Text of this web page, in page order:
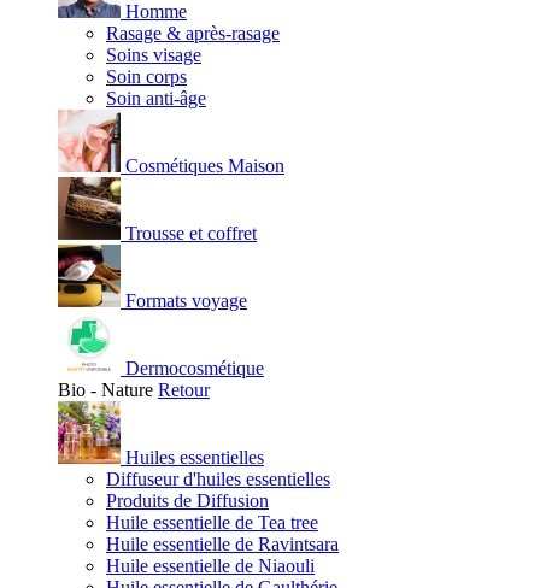
Homme
Rasage & après-rasage
Soins visage
Soin corps
Soin anti-âge
Cosmétiques Maison
Trousse et coffret
Formats voyage
Dermocosmétique
Bio - Nature Retour
Huiles essentielles
Diffuseur d'huiles essentielles
Produits de Diffusion
Huile essentielle de Tea tree
Huile essentielle de Ravintsara
Huile essentielle de Niaouli